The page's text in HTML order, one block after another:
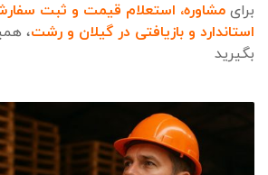
برای مشاوره، استعلام قیمت و ثبت
استاندارد و بازیافتی در گیلان و رشت،
بگیرید